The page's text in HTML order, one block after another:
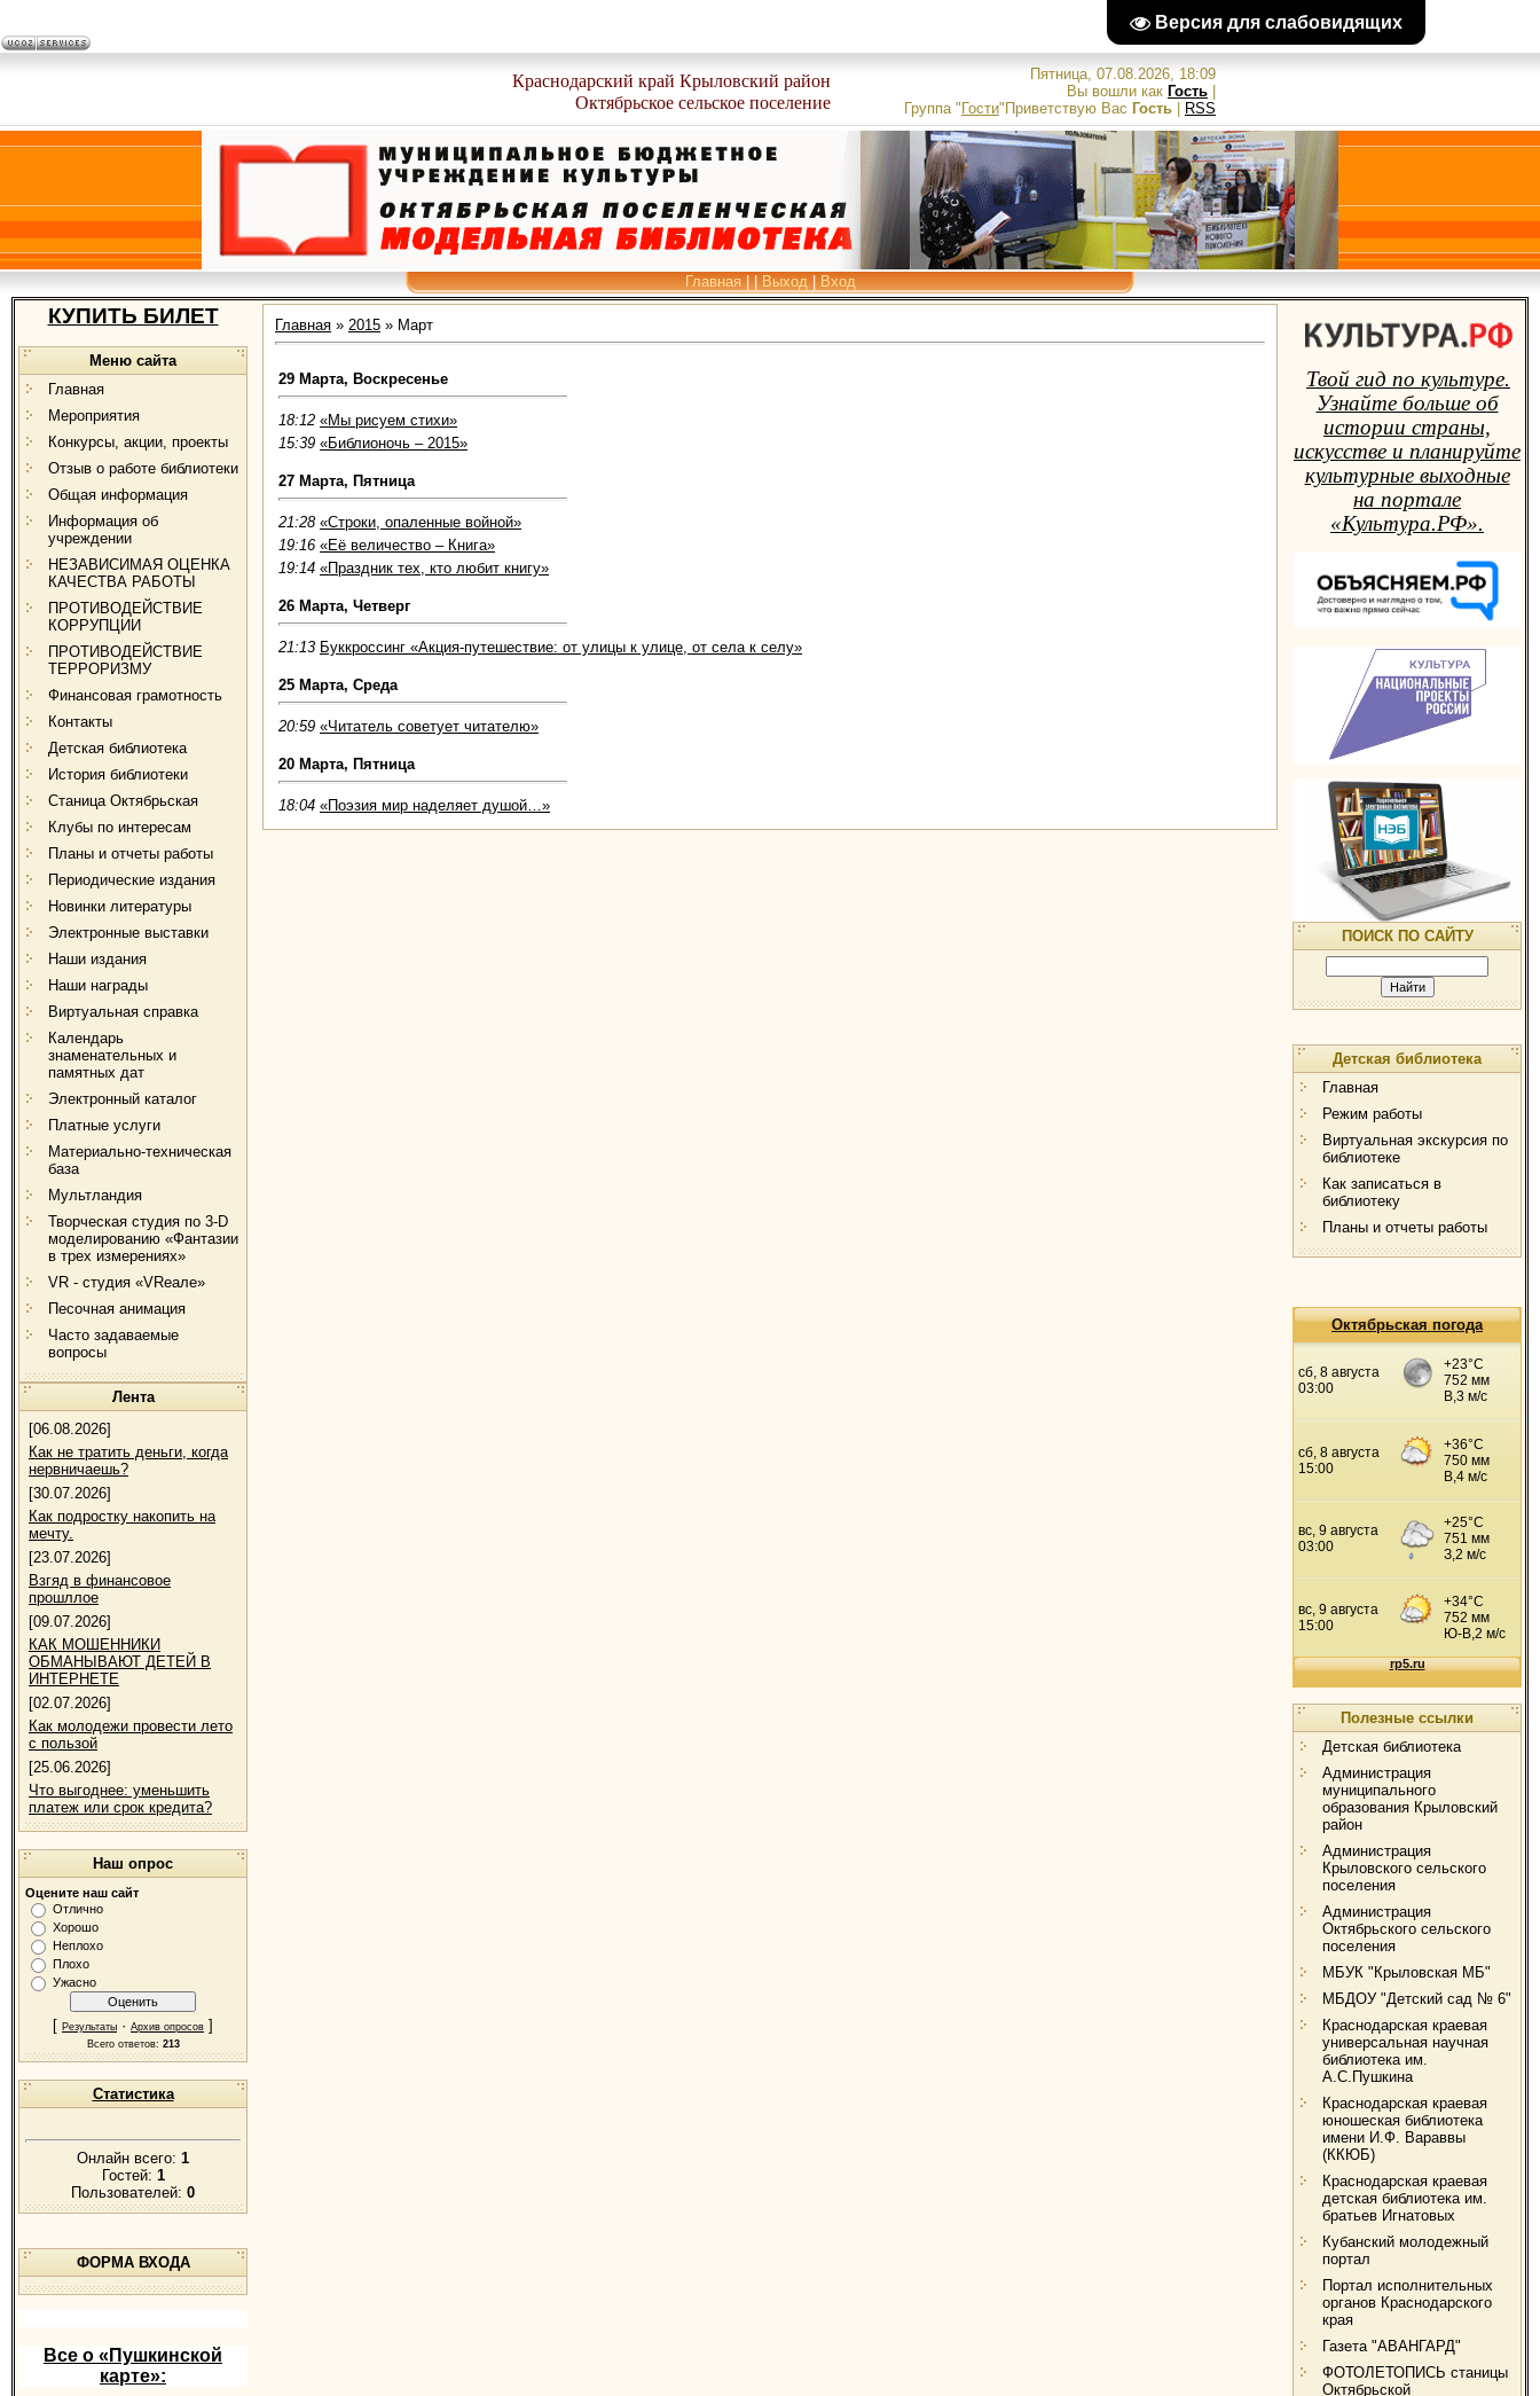
Версия для слабовидящих
Краснодарский край Крыловский район
Октябрьское сельское поселение
Пятница, 07.08.2026, 18:09
Вы вошли как Гость
Группа" Гости" Приветствую Вас Гость RSS
Главная||Выход|Вход
КУПИТЬ БИЛЕТ
Меню сайта
Главная
Мероприятия
Конкурсы, акции, проекты
Отзыв о работе библиотеки
Общая информация
Информация об
учреждении
НЕЗАВИСИМАЯ ОЦЕНКА
КАЧЕСТВА РАБОТЫ
ПРОТИВОДЕЙСТВИЕ
КОРРУПЦИИ
ПРОТИВОДЕЙСТВИЕ
ТЕРРОРИЗМУ
Финансовая грамотность
Контакты
Детская библиотека
История библиотеки
Станица Октябрьская
Клубы по интересам
Планы и отчеты работы
Периодические издания
Новинки литературы
Электронные выставки
Наши издания
Наши награды
Виртуальная справка
Календарь
знаменательных и
памятных дат
Электронный каталог
Платные услуги
Материально-техническая
база
Мультландия
Творческая студия по 3-D
моделированию «Фантазии
в трех измерениях»
VR - студия «VRеале»
Песочная анимация
Часто задаваемые
вопросы
Лента
[06.08.2026]
Как не тратить деньги, когда
нервничаешь?
[30.07.2026]
Как подростку накопить на
мечту.
[23.07.2026]
Взгяд в финансовое
прошллое
[09.07.2026]
КАК МОШЕННИКИ
ОБМАНЫВАЮТ ДЕТЕЙ В
ИНТЕРНЕТЕ
[02.07.2026]
Как молодежи провести лето
с пользой
[25.06.2026]
Что выгоднее: уменьшить
платеж или срок кредита?
Наш опрос
Оцените наш сайт
Отлично
Хорошо
Неплохо
Плохо
Ужасно
[ Результаты · Архив опросов ]
Всего ответов: 213
Статистика
Онлайн всего: 1
Гостей: 1
Пользователей: 0
ФОРМА ВХОДА
Все о «Пушкинской
карте»:
Главная » 2015 » Март
29 Марта, Воскресенье
18:12 «Мы рисуем стихи»
15:39 «Библионочь – 2015»
27 Марта, Пятница
21:28 «Строки, опаленные войной»
19:16 «Её величество – Книга»
19:14 «Праздник тех, кто любит книгу»
26 Марта, Четверг
21:13 Буккроссинг «Акция-путешествие: от улицы к улице, от села к селу»
25 Марта, Среда
20:59 «Читатель советует читателю»
20 Марта, Пятница
18:04 «Поэзия мир наделяет душой…»
Твой гид по культуре.
Узнайте больше об
истории страны,
искусстве и планируйте
культурные выходные
на портале
«Культура.РФ».
ПОИСК ПО САЙТУ
Детская библиотека
Главная
Режим работы
Виртуальная экскурсия по
библиотеке
Как записаться в
библиотеку
Планы и отчеты работы
Октябрьская погода
Полезные ссылки
Детская библиотека
Администрация
муниципального
образования Крыловский
район
Администрация
Крыловского сельского
поселения
Администрация
Октябрьского сельского
поселения
МБУК "Крыловская МБ"
МБДОУ "Детский сад № 6"
Краснодарская краевая
универсальная научная
библиотека им.
А.С.Пушкина
Краснодарская краевая
юношеская библиотека
имени И.Ф. Вараввы
(ККЮБ)
Краснодарская краевая
детская библиотека им.
братьев Игнатовых
Кубанский молодежный
портал
Портал исполнительных
органов Краснодарского
края
Газета "АВАНГАРД"
ФОТОЛЕТОПИСЬ станицы
Октябрьской